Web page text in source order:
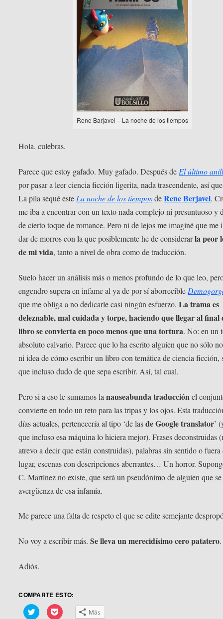
Rene Barjavel – La noche de los tiempos
Hola, culebras.
Parece que estoy gafado. Muy gafado. Después de El último
por pasar a leer ciencia ficción ligerita, nada trascendente, así
La pila sequé este La noche de los tiemposdeRene Berjavel.
me iba a encontrar con un texto nada complejo ni presuntuoso y
de cierto toque de romance. Pero ni de lejos me imaginé que me
dar de morros con la que posiblemente he de considerarla peor
de mi vida, tanto a nivel de obra como de traducción.
Suelo hacer un análisis más o menos profundo de lo que leo,
engendro supera en infame al ya de por sí aborrecible
que me obliga a no dedicarle casi ningún esfuerzo.La trama es
deleznable, mal cuidada y torpe, haciendo que llegar al final
libro se convierta en poco menos que una tortura. No: en un
absoluto calvario. Parece que lo ha escrito alguien que no sólo
ni idea de cómo escribir un libro con temática de ciencia ficción,
que incluso dudo de que sepa escribir. Así, tal cual.
Pero si a eso le sumamos lanauseabunda traducción el
convierte en todo un reto para las tripas y los ojos. Esta
días actuales, pertenecería al tipo ‘de lasde Google translator’
que incluso esa máquina lo hiciera mejor). Frases deconstruidas
atrevo a decir que están construidas), palabras sin sentido o fuera
lugar, escenas con descripciones aberrantes… Un horror.
C. Martínez no existe, que será un pseudónimo de alguien que se
avergüenza de esa infamia.
Me parece una falta de respeto el que se edite semejante
No voy a escribir más.Se lleva un merecidísimo cero patatero.
Adiós.
COMPARTE ESTO:
Haz
clic
Haz
clic Más